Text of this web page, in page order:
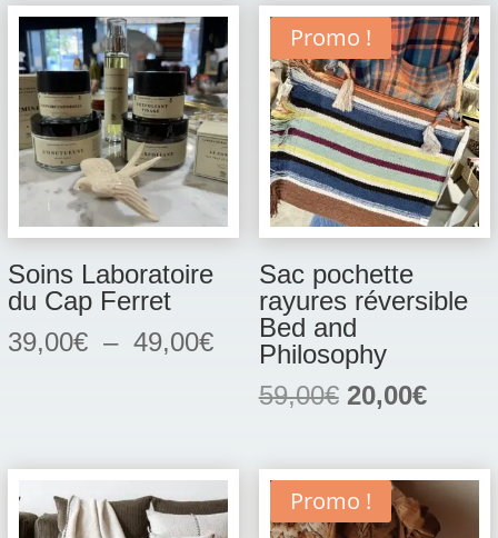
59,00€
à
259,00€
Soins Laboratoire
du Cap Ferret
39,00€ – 49,00€Plage
prix :
49,00€
Promo !
Sac pochette
rayures réversible
Bed and
Philosophy
59,00€ Le
était :
59,00€.
20,00€Le
est :
Promo !